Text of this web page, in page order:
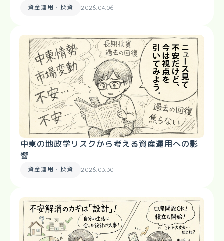
資産運用・投資 2026.04.06
中東の地政学リスクから考える資産運用への影
響
資産運用・投資 2026.03.30